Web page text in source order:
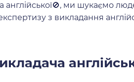
ми шукаємо
з викладання